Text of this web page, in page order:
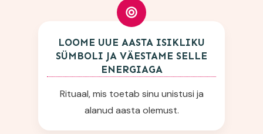
LOOME UUE AASTA ISIKLIKU
SÜMBOLI JA VÄESTAME SELLE
ENERGIAGA
Rituaal, mis toetab sinu unistusi ja
alanud aasta olemust.